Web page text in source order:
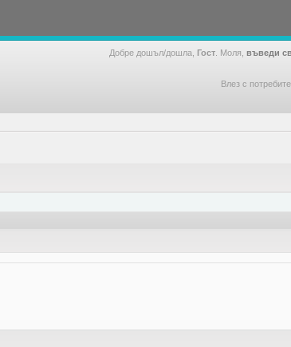
Добре дошъл/дошла, Гост . Моля, въведи
Влез с